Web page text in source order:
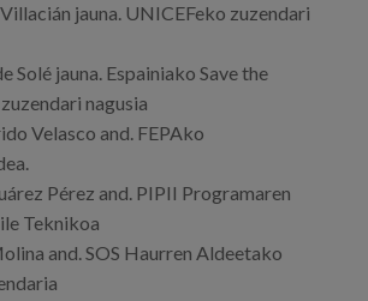
jauna. UNICEFeko zuzendari
Solé jauna. Espainiako Save the
nagusia
Velasco and. FEPAko
Pérez and. PIPII Programaren
Teknikoa
and. SOS Haurren Aldeetako